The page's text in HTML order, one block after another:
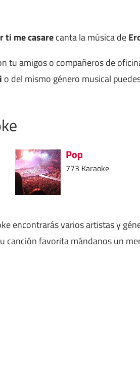
ti me casarecanta la música de
tu amigos o compañeros de
o del mismo género musical
Pop
773 Karaoke
encontrarás varios artistas y
canción favorita mándanos un